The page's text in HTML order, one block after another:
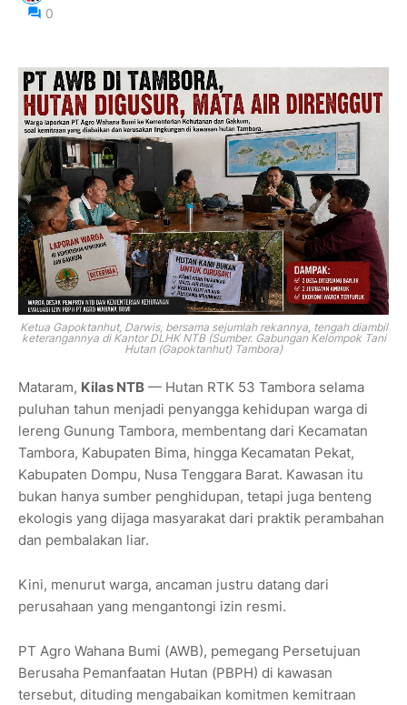
0
Ketua Gapoktanhut, Darwis, bersama sejumlah rekannya, tengah diambil
keterangannya di Kantor DLHK NTB (Sumber. Gabungan Kelompok Tani
Hutan (Gapoktanhut) Tambora)
Mataram, Kilas NTB — Hutan RTK 53 Tambora selama
puluhan tahun menjadi penyangga kehidupan warga di
lereng Gunung Tambora, membentang dari Kecamatan
Tambora, Kabupaten Bima, hingga Kecamatan Pekat,
Kabupaten Dompu, Nusa Tenggara Barat. Kawasan itu
bukan hanya sumber penghidupan, tetapi juga benteng
ekologis yang dijaga masyarakat dari praktik perambahan
dan pembalakan liar.
Kini, menurut warga, ancaman justru datang dari
perusahaan yang mengantongi izin resmi.
PT Agro Wahana Bumi (AWB), pemegang Persetujuan
Berusaha Pemanfaatan Hutan (PBPH) di kawasan
tersebut, dituding mengabaikan komitmen kemitraan